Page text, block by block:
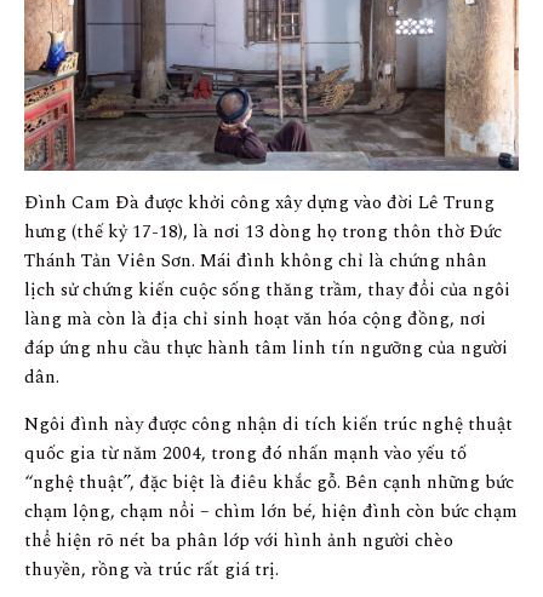
Đình Cam Đà được khởi công xây dựng vào đời Lê Trung
hưng (thế kỷ 17-18), là nơi 13 dòng họ trong thôn thờ Đức
Thánh Tản Viên Sơn. Mái đình không chỉ là chứng nhân
lịch sử chứng kiến cuộc sống thăng trầm, thay đổi của ngôi
làng mà còn là địa chỉ sinh hoạt văn hóa cộng đồng, nơi
đáp ứng nhu cầu thực hành tâm linh tín ngưỡng của người
dân.
Ngôi đình này được công nhận di tích kiến trúc nghệ thuật
quốc gia từ năm 2004, trong đó nhấn mạnh vào yếu tố
“nghệ thuật”, đặc biệt là điêu khắc gỗ. Bên cạnh những bức
chạm lộng, chạm nổi – chìm lớn bé, hiện đình còn bức chạm
thể hiện rõ nét ba phân lớp với hình ảnh người chèo
thuyền, rồng và trúc rất giá trị.